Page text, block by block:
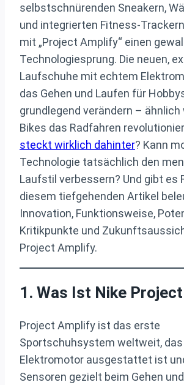
selbstschnürenden Sneakern,
und integrierten Fitness-
mit „Project Amplify“ einen
Technologiesprung. Die neuen,
Laufschuhe mit echtem
das Gehen und Laufen für
grundlegend verändern – ähnlich
Bikes das Radfahren
steckt wirklich dahinter? Kann
Technologie tatsächlich den
Laufstil verbessern? Und gibt es
diesem tiefgehenden Artikel
Innovation, Funktionsweise,
Kritikpunkte und
Project Amplify.
1. Was Ist Nike
Project Amplify ist das erste
Sportschuhsystem weltweit,
Elektromotor ausgestattet ist
Sensoren gezielt beim Gehen